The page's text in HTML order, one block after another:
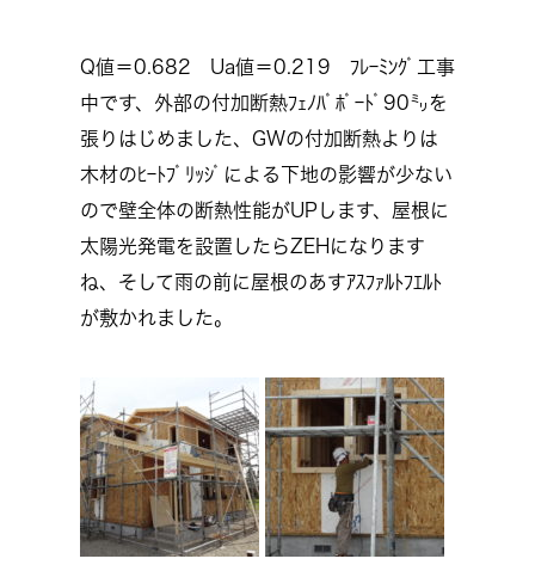
Q値＝0.682 Ua値＝0.219 ﾌﾚｰﾐﾝｸﾞ工事
中です、外部の付加断熱ﾌｪﾉﾊﾞﾎﾞｰﾄﾞ90㍉を
張りはじめました、GWの付加断熱よりは
木材のﾋｰﾄﾌﾞﾘｯｼﾞによる下地の影響が少ない
ので壁全体の断熱性能がUPします、屋根に
太陽光発電を設置したらZEHになります
ね、そして雨の前に屋根のあすｱｽﾌｧﾙﾄﾌｴﾙﾄ
が敷かれました。